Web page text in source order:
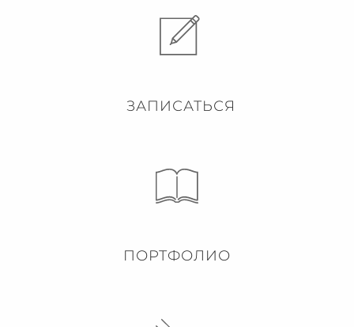
ЗАПИСАТЬСЯ
ПОРТФОЛИО